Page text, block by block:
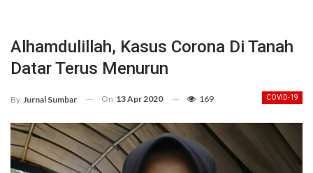
Alhamdulillah, Kasus Corona Di Tanah
Datar Terus Menurun
COVID-19
By Jurnal Sumbar On 13 Apr 2020 169